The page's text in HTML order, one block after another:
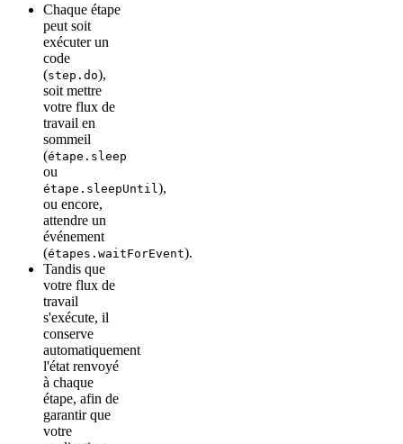
Chaque étape
peut soit
exécuter un
code
(step.do),
soit mettre
votre flux de
travail en
sommeil
(étape.sleep
ou
étape.sleepUntil ),
ou encore,
attendre un
événement
(étapes.waitForEvent).
Tandis que
votre flux de
travail
s'exécute, il
conserve
automatiquement
l'état renvoyé
à chaque
étape, afin de
garantir que
votre